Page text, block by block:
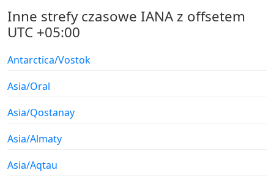
Inne strefy czasowe IANA z offsetem
UTC +05:00
Antarctica/Vostok
Asia/Oral
Asia/Qostanay
Asia/Almaty
Asia/Aqtau